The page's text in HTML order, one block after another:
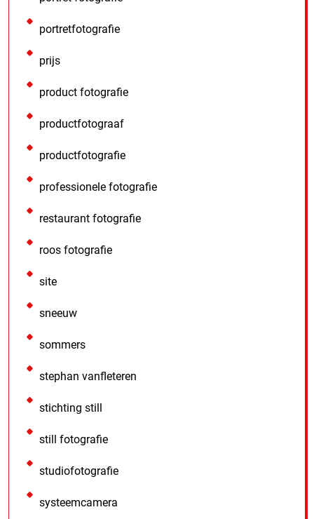
portretfotografie
prijs
product fotografie
productfotograaf
productfotografie
professionele fotografie
restaurant fotografie
roos fotografie
site
sneeuw
sommers
stephan vanfleteren
stichting still
still fotografie
studiofotografie
systeemcamera